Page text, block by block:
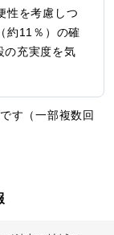
性を考慮しつ
約11％）の確
の充実度を気
す（一部複数回